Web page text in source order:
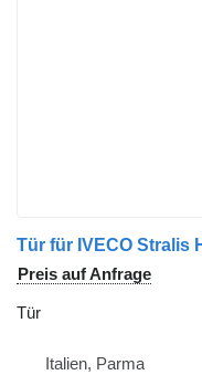
Preis auf Anfrage
Tür
Italien, Parma